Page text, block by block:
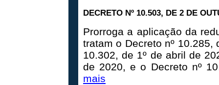
DECRETO Nº 10.503, DE 2 DE
Prorroga a aplicação da
tratam o Decreto nº 10.285,
10.302, de 1º de abril de
de 2020, e o Decreto nº
mais